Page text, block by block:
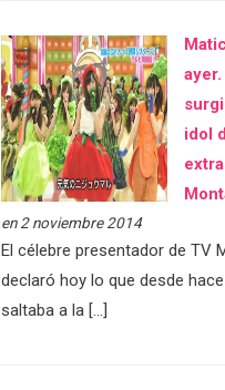
ayer.
idol
en 2 noviembre 2014
El célebre presentador de TV
declaró hoy lo que desde
saltaba a la […]